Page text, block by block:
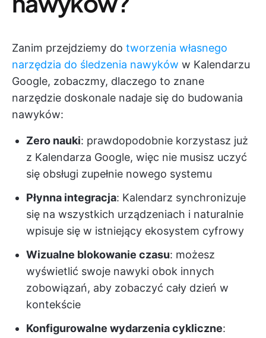
Zanim przejdziemy do tworzenia własnego
narzędzia do śledzenia nawyków w Kalendarzu
Google, zobaczmy, dlaczego to znane
narzędzie doskonale nadaje się do budowania
nawyków:
Zero nauki: prawdopodobnie korzystasz już
z Kalendarza Google, więc nie musisz uczyć
się obsługi zupełnie nowego systemu
Płynna integracja: Kalendarz synchronizuje
się na wszystkich urządzeniach i naturalnie
wpisuje się w istniejący ekosystem cyfrowy
Wizualne blokowanie czasu: możesz
wyświetlić swoje nawyki obok innych
zobowiązań, aby zobaczyć cały dzień w
kontekście
Konfigurowalne wydarzenia cykliczne: